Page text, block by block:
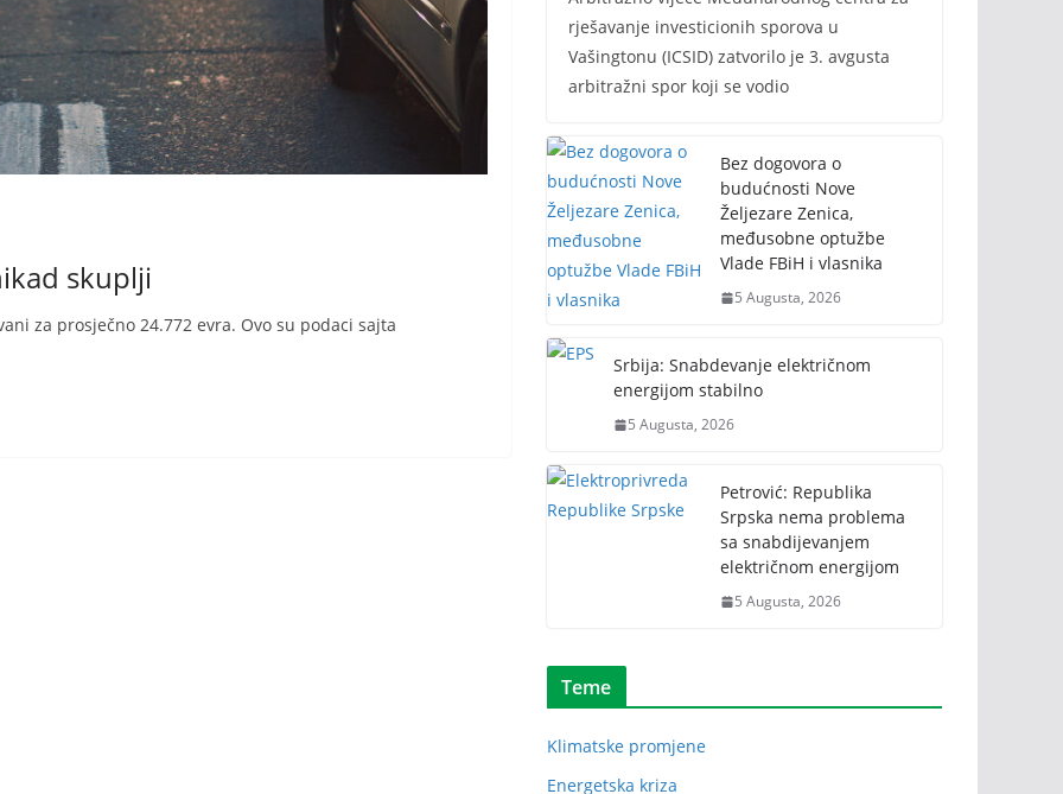
skuplji
za prosječno 24.772 evra. Ovo su podaci sajta
rješavanje investicionih sporova u
Vašingtonu (ICSID) zatvorilo je 3. avgusta
arbitražni spor koji se vodio
Bez dogovora o
budućnosti Nove
Željezare Zenica,
međusobne optužbe
Vlade FBiH i vlasnika
5 Augusta, 2026
Srbija: Snabdevanje električnom
energijom stabilno
5 Augusta, 2026
Petrović: Republika
Srpska nema problema
sa snabdijevanjem
električnom energijom
5 Augusta, 2026
Teme
Klimatske promjene
Energetska kriza